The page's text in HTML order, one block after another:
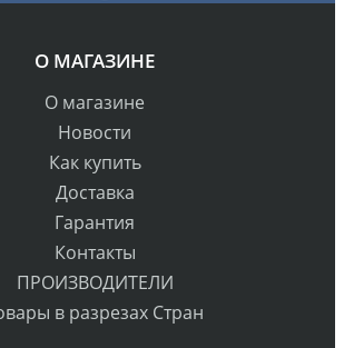
О МАГАЗИНЕ
О магазине
Новости
Как купить
Доставка
Гарантия
Контакты
ПРОИЗВОДИТЕЛИ
в разрезах Стран